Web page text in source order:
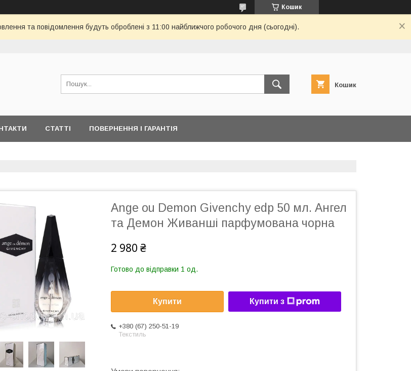
Кошик
та повідомлення будуть оброблені з 11:00 найближчого робочого дня (сьогодні).
Кошик
СТАТТІ ПОВЕРНЕННЯ І ГАРАНТІЯ
Ange ou Demon Givenchy edp 50 мл. Ангел
та Демон Живанші парфумована чорна
2 980 ₴
Готово до відправки 1 од.
Купити Купити з
+380 (67) 250-51-19
Текстиль